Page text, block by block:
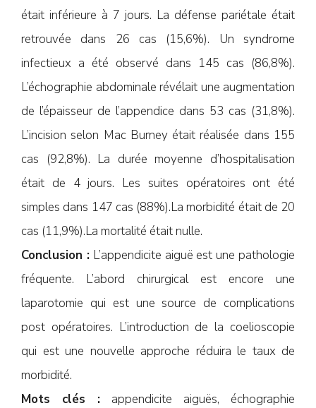
était inférieure à 7 jours. La défense pariétale était
retrouvée dans 26 cas (15,6%). Un syndrome
infectieux a été observé dans 145 cas (86,8%).
L’échographie abdominale révélait une augmentation
de l’épaisseur de l’appendice dans 53 cas (31,8%).
L’incision selon Mac Burney était réalisée dans 155
cas (92,8%). La durée moyenne d’hospitalisation
était de 4 jours. Les suites opératoires ont été
simples dans 147 cas (88%).La morbidité était de 20
cas (11,9%).La mortalité était nulle.
Conclusion :L’appendicite aiguë est une pathologie
fréquente. L’abord chirurgical est encore une
laparotomie qui est une source de complications
post opératoires. L’introduction de la coelioscopie
qui est une nouvelle approche réduira le taux de
morbidité.
Mots clés : appendicite aiguës, échographie